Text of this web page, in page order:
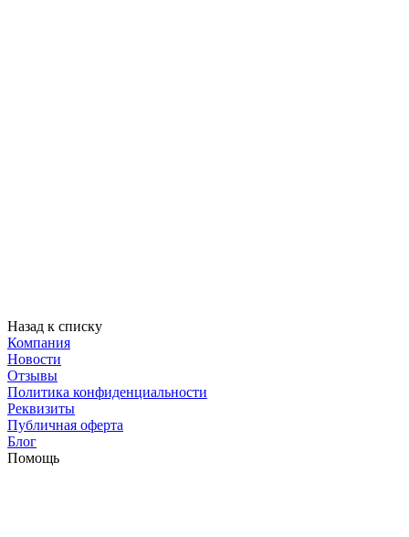
Назад к списку
Компания
Новости
Отзывы
Политика конфиденциальности
Реквизиты
Публичная оферта
Блог
Помощь